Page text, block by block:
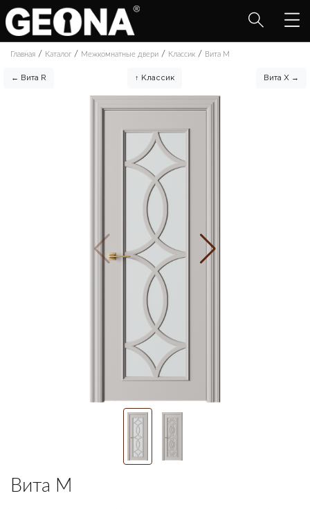
Главная / Каталог / Межкомнатные двери / Классик / Вита M
← Вита R ↑ Классик Вита X →
Вита M